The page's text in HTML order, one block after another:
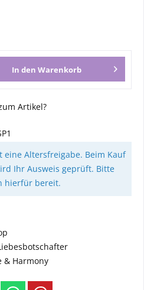
In den Warenkorb
Artikel?
eine Altersfreigabe. Beim Kauf
Ihr Ausweis geprüft. Bitte
hierfür bereit.
& Harmony